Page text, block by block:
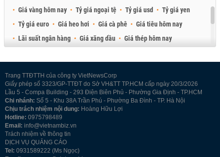
Giá vàng hôm nay Tỷ giá ngoại tệ Tỷ giá usd
Tỷ giá yen
Tỷ giá euro
Giá heo hơi Giá cà phê
Giá tiêu hôm nay
Lãi suất ngân hàng
Giá xăng dầu
Giá thép hôm nay
Trang TTĐTTH của công ty VietNewsCorp
Giấy phép số 3323/GP-TTĐT do Sở VH&TT TP.HCM cấp ngày 20/3/2026
Lầu 5 - Compa Building - 293 Điện Biên Phủ - Phường Gia Định - TP.HCM
Chi nhánh: Số 5 - Khu 38A Trần Phú - Phường Ba Đình - TP. Hà Nội
Chịu trách nhiệm nội dung: Hoàng Hữu Lợi
Hotline: 0975798489
Email: info@vietnambiz.vn
Trách nhiệm về thông tin
DỊCH VỤ QUẢNG CÁO
Tel: 0931589222 (Ms Ngọc)